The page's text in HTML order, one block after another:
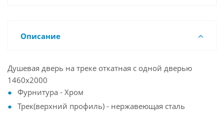
Описание
Душевая дверь на треке откатная с одной дверью
1460x2000
Фурнитура - Хром
Трек(верхний профиль) - нержавеющая сталь